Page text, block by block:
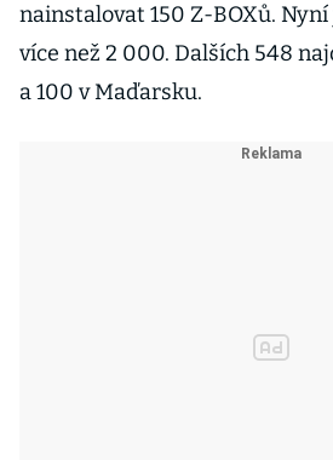
nainstalovat 150 Z-BOXů.
více než 2 000. Dalších 548
a 100 v Maďarsku.